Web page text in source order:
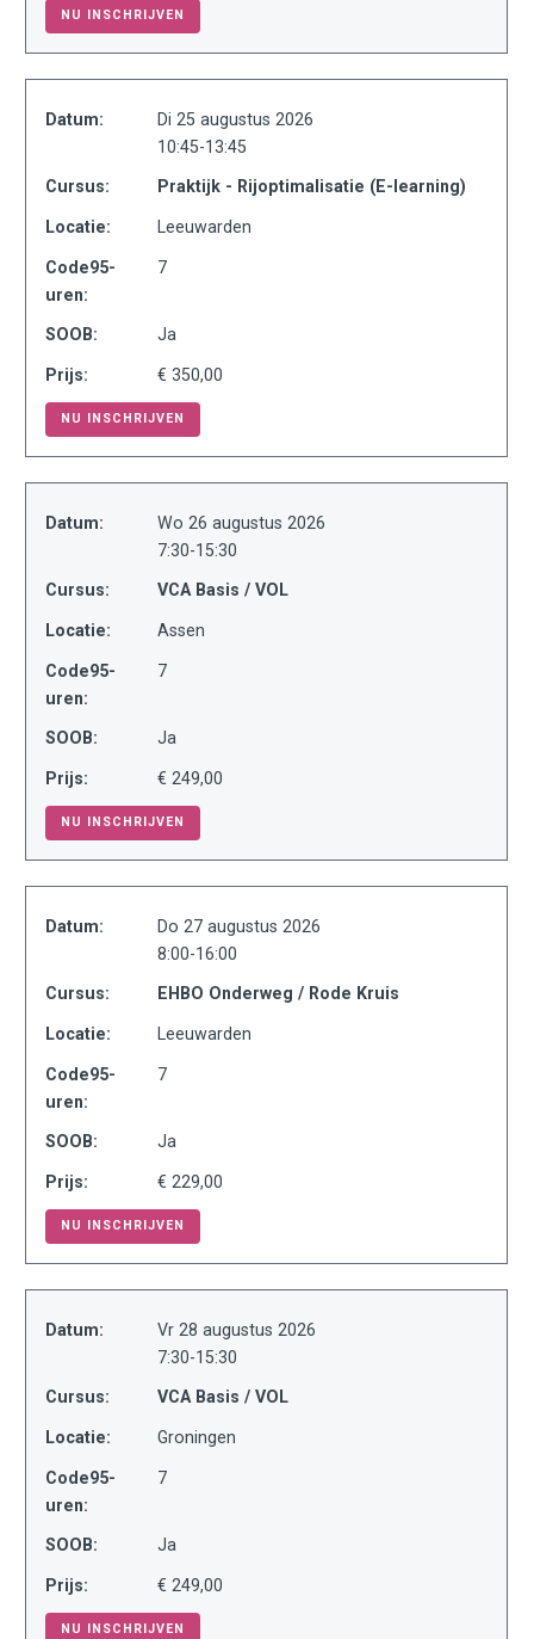
NU INSCHRIJVEN
Datum:
Di 25 augustus 2026
10:45-13:45
Cursus: Praktijk - Rijoptimalisatie (E-learning)
Locatie: Leeuwarden
Code95-
uren:
7
SOOB: Ja
Prijs: € 350,00
NU INSCHRIJVEN
Datum:
Wo 26 augustus 2026
7:30-15:30
Cursus: VCA Basis / VOL
Locatie: Assen
Code95-
uren:
7
SOOB: Ja
Prijs: € 249,00
NU INSCHRIJVEN
Datum:
Do 27 augustus 2026
8:00-16:00
Cursus: EHBO Onderweg / Rode Kruis
Locatie: Leeuwarden
Code95-
uren:
7
SOOB: Ja
Prijs: € 229,00
NU INSCHRIJVEN
Datum:
Vr 28 augustus 2026
7:30-15:30
Cursus: VCA Basis / VOL
Locatie: Groningen
Code95-
uren:
7
SOOB: Ja
Prijs: € 249,00
NU INSCHRIJVEN